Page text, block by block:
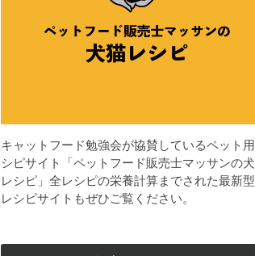
キャットフード勉強会が協賛しているペット
シピサイト「ペットフード販売士マッサンの
レシピ」全レシピの栄養計算までされた最新
レシピサイトもぜひご覧ください。